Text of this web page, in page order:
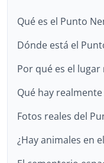
Qué es el Punto
Dónde está el
Por qué es el
Qué hay
Fotos reales del
¿Hay animales en